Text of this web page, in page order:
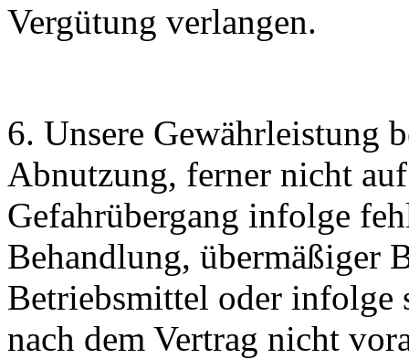
Vergütung verlangen.
6. Unsere Gewährleistung
Abnutzung, ferner nicht
Gefahrübergang infolge
Behandlung, übermäßiger
Betriebsmittel oder infolge
nach dem Vertrag nicht